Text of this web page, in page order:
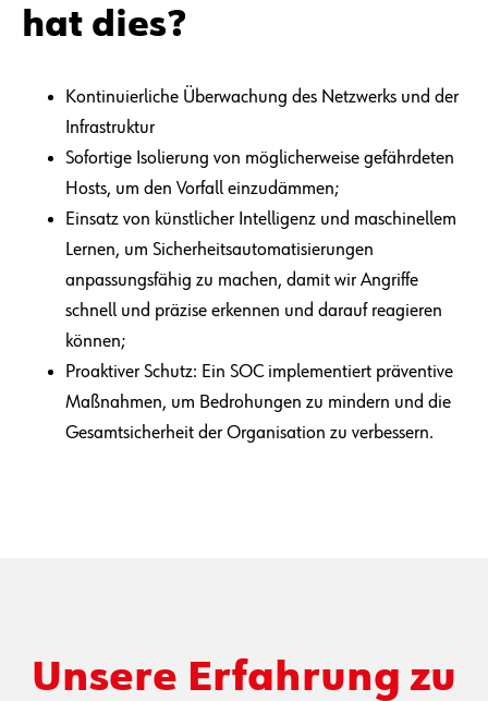
hat dies?
Kontinuierliche Überwachung des Netzwerks und der
Infrastruktur
Sofortige Isolierung von möglicherweise gefährdeten
Hosts, um den Vorfall einzudämmen;
Einsatz von künstlicher Intelligenz und maschinellem
Lernen, um Sicherheitsautomatisierungen
anpassungsfähig zu machen, damit wir Angriffe
schnell und präzise erkennen und darauf reagieren
können;
Proaktiver Schutz: Ein SOC implementiert präventive
Maßnahmen, um Bedrohungen zu mindern und die
Gesamtsicherheit der Organisation zu verbessern.
Unsere Erfahrung zu